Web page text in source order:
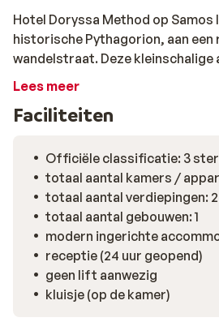
Hotel Doryssa Method op Samos
historische Pythagorion, aan
wandelstraat. Deze
combineert de charme van een
het strand en gezellige tavernes
verblijft in een modern ingerichte
die rust en elegantie uitstraalt.
doordacht, met aandacht voor
zodat je je tijdens je verblijf echt
ochtend begint met een
binnenplaats, waar je in alle rust
smaakvolle gerechten. Daarna
moment voor jezelf in de gym of
Lees meer
Faciliteiten
Officiële classificatie: 3
totaal aantal kamers /
totaal aantal verdiepingen: 2
totaal aantal gebouwen: 1
modern ingerichte
receptie (24 uur geopend)
geen lift aanwezig
kluisje (op de kamer)